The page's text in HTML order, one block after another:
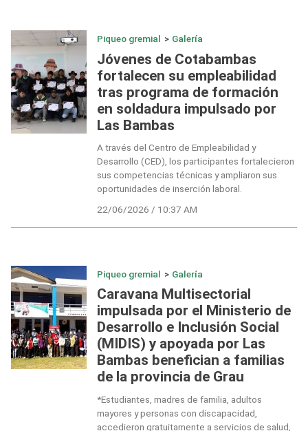
Piqueo gremial > Galería
Jóvenes de Cotabambas
fortalecen su empleabilidad
tras programa de formación
en soldadura impulsado por
Las Bambas
A través del Centro de Empleabilidad y
Desarrollo (CED), los participantes fortalecieron
sus competencias técnicas y ampliaron sus
oportunidades de inserción laboral.
22/06/2026 / 10:37 AM
Piqueo gremial > Galería
Caravana Multisectorial
impulsada por el Ministerio de
Desarrollo e Inclusión Social
(MIDIS) y apoyada por Las
Bambas benefician a familias
de la provincia de Grau
*Estudiantes, madres de familia, adultos
mayores y personas con discapacidad,
accedieron gratuitamente a servicios de salud,